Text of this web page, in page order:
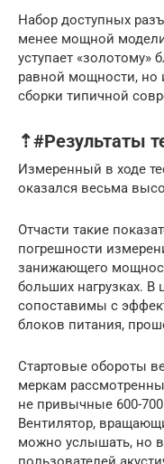
Набор доступных
менее мощной модели
уступает «золотому»
равной мощности, но
сборки типичной
⇡#Результаты
Измеренный в ходе
оказался весьма
Отчасти такие
погрешности
занижающего
больших нагрузках. В
сопоставимы с
блоков питания,
Стартовые обороты
меркам
не привычные 600-
Вентилятор,
можно услышать, но